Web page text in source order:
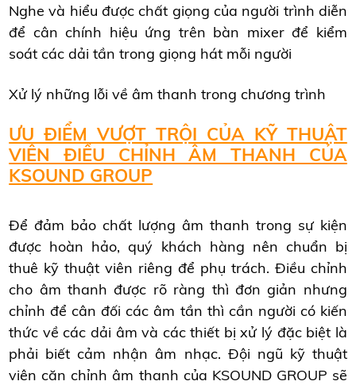
Nghe và hiểu được chất giọng của người trình diễn
để cân chính hiệu ứng trên bàn mixer để kiểm
soát các dải tần trong giọng hát mỗi người
Xử lý những lỗi về âm thanh trong chương trình
ƯU ĐIỂM VƯỢT TRỘI CỦA KỸ THUẬT
VIÊN ĐIỀU CHỈNH ÂM THANH CỦA
KSOUND GROUP
Để đảm bảo chất lượng âm thanh trong sự kiện
được hoàn hảo, quý khách hàng nên chuẩn bị
thuê kỹ thuật viên riêng để phụ trách. Điều chỉnh
cho âm thanh được rõ ràng thì đơn giản nhưng
chỉnh để cân đối các âm tần thì cần người có kiến
thức về các dải âm và các thiết bị xử lý đặc biệt là
phải biết cảm nhận âm nhạc. Đội ngũ kỹ thuật
viên căn chỉnh âm thanh của KSOUND GROUP sẽ